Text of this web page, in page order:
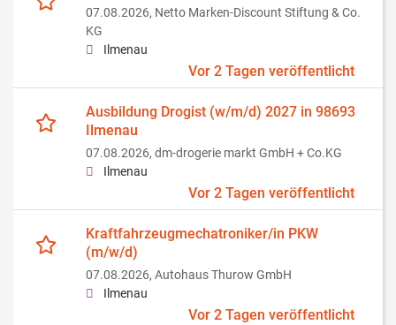
07.08.2026, Netto Marken-Discount Stiftung & Co.
KG
Ilmenau
Vor 2 Tagen veröffentlicht
Ausbildung Drogist (w/m/d) 2027 in 98693
Ilmenau
07.08.2026, dm-drogerie markt GmbH + Co.KG
Ilmenau
Vor 2 Tagen veröffentlicht
Kraftfahrzeugmechatroniker/in PKW
(m/w/d)
07.08.2026, Autohaus Thurow GmbH
Ilmenau
Vor 2 Tagen veröffentlicht